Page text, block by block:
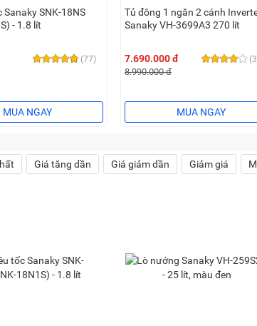
Sanaky SNK-18NS
- 1.8 lít
(77)
MUA NGAY
Tủ đông 1 ngăn 2 cánh
Sanaky VH-3699A3 270 lít
7.690.000 đ
8.990.000 đ
MUA NGAY
Giá tăng dần Giá giảm dần Giảm giá